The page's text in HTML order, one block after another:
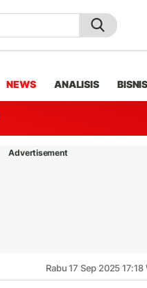
NEWS ANALISIS
Advertisement
Rabu 17 Sep 2025 17:18